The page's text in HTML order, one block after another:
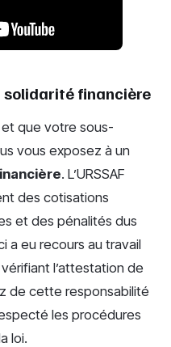
solidarité financière
et que votre sous-
vous exposez à un
. L’URSSAF
des cotisations
et des pénalités dus
a eu recours au travail
l’attestation de
de cette responsabilité
les procédures
loi.